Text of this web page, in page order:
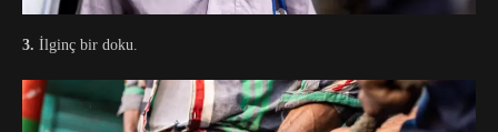
3. İlginç bir doku.